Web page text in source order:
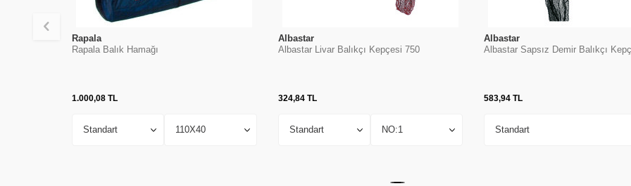
Rapala
Rapala Balık Hamağı
1.000,08 TL
Albastar
Albastar Livar Balıkçı Kepçesi 750
324,84TL
Albastar
Albastar Sapsız Demir Balıkçı
583,94 TL